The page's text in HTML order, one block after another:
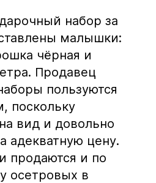
набор за
малышки:
чёрная и
Продавец
пользуются
поскольку
вид и довольно
адекватную цену.
продаются и по
осетровых в